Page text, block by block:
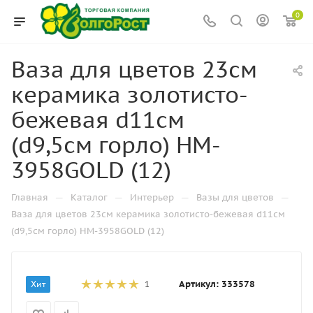
0
Ваза для цветов 23см
керамика золотисто-
бежевая d11см
(d9,5см горло) HM-
3958GОLD (12)
Главная — Каталог — Интерьер — Вазы для цветов —
Ваза для цветов 23см керамика золотисто-бежевая d11см
(d9,5см горло) HM-3958GОLD (12)
Хит 1 Артикул: 333578